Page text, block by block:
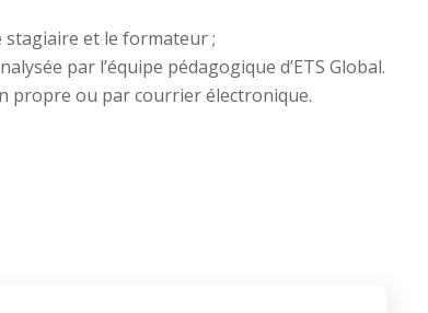
stagiaire et le formateur ;
par l’équipe pédagogique d’ETS Global.
propre ou par courrier électronique.